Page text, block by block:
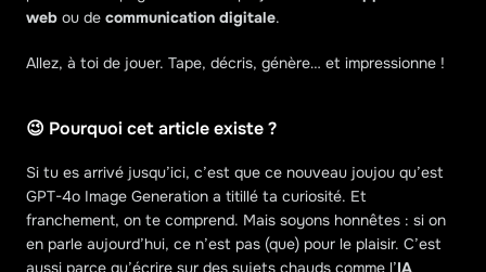
web ou de communication digitale.
Allez, à toi de jouer. Tape, décris, génère… et impressionne !
😉 Pourquoi cet article existe ?
Si tu es arrivé jusqu’ici, c’est que ce nouveau joujou qu’est
GPT-4o Image Generation a titillé ta curiosité. Et
franchement, on te comprend. Mais soyons honnêtes : si on
en parle aujourd’hui, ce n’est pas (que) pour le plaisir. C’est
aussi parce qu’écrire sur des sujets chauds comme l’IA